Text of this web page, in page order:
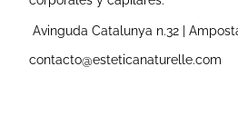
m
Avinguda Catalunya n.32 |
contacto@esteticanaturelle.com